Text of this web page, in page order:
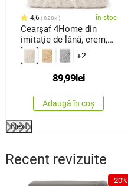
4,6 828x în stoc
Cearşaf 4Home din
imitaţie de lână, crem,
90 x 200 cm
+2
89,99lei
Adaugă în coș
Next
Recent revizuite
-20%